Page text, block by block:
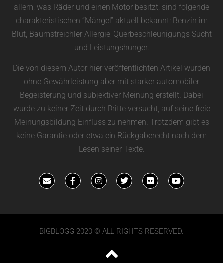
allem, was Räder und einen Motor besitzt, sind folgende
charakteristischen “Mängel” aktuell bekannt: Benzin im
Blut, Baumstreichler Allergie, Querbeschleunigungs Sucht
und Leistungshunger.
Die von diesem Autor hier veröffentlichten Artikel wurden
ohne Gewährleistung aber mit starker automobiler
Begeisterung und subjektiver Meinung erstellt. Dabei
wurde zu keiner Zeit durch Dritte versucht, auf seine freie
Meinungsbildung Einfluss zu nehmen. Trotzdem gibt es
keine Garantie oder etwa ein Rückgaberecht nach dem
Lesen seiner Texte.
BIGBLOGG 2020 © ALL RIGHTS RESERVED.